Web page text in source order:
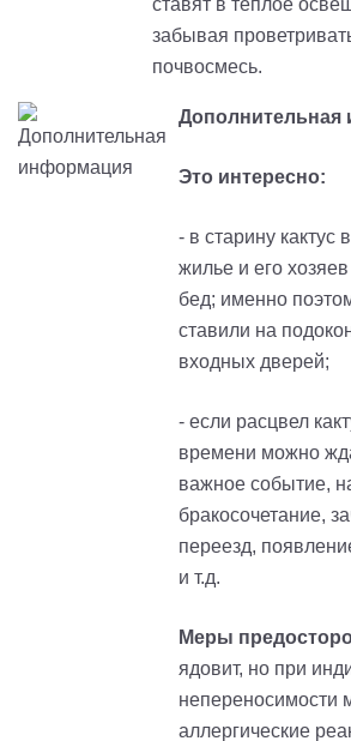
ставят в теплое
забывая
почвосмесь.
Это интересно:
- в старину кактус
жилье и его
бед; именно
ставили на
входных дверей;
- если расцвел
времени можно
важное событие,
бракосочетание,
переезд,
и т.д.
Меры
ядовит, но при
непереносимости
аллергические